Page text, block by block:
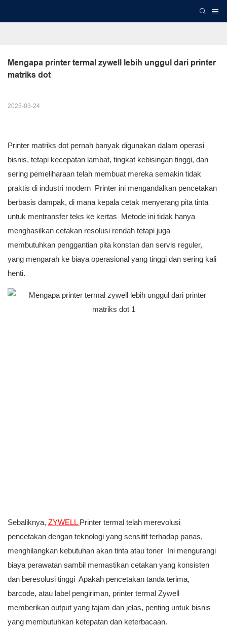
Mengapa printer termal zywell lebih unggul dari printer
matriks dot
2025-03-24
Printer matriks dot pernah banyak digunakan dalam operasi
bisnis, tetapi kecepatan lambat, tingkat kebisingan tinggi, dan
sering pemeliharaan telah membuat mereka semakin tidak
praktis di industri modern Printer ini mengandalkan pencetakan
berbasis dampak, di mana kepala cetak menyerang pita tinta
untuk mentransfer teks ke kertas Metode ini tidak hanya
menghasilkan cetakan resolusi rendah tetapi juga
membutuhkan penggantian pita konstan dan servis reguler,
yang mengarah ke biaya operasional yang tinggi dan sering kali
henti.
Sebaliknya, ZYWELL Printer termal telah merevolusi
pencetakan dengan teknologi yang sensitif terhadap panas,
menghilangkan kebutuhan akan tinta atau toner Ini mengurangi
biaya perawatan sambil memastikan cetakan yang konsisten
dan beresolusi tinggi Apakah pencetakan tanda terima,
barcode, atau label pengiriman, printer termal Zywell
memberikan output yang tajam dan jelas, penting untuk bisnis
yang membutuhkan ketepatan dan keterbacaan.